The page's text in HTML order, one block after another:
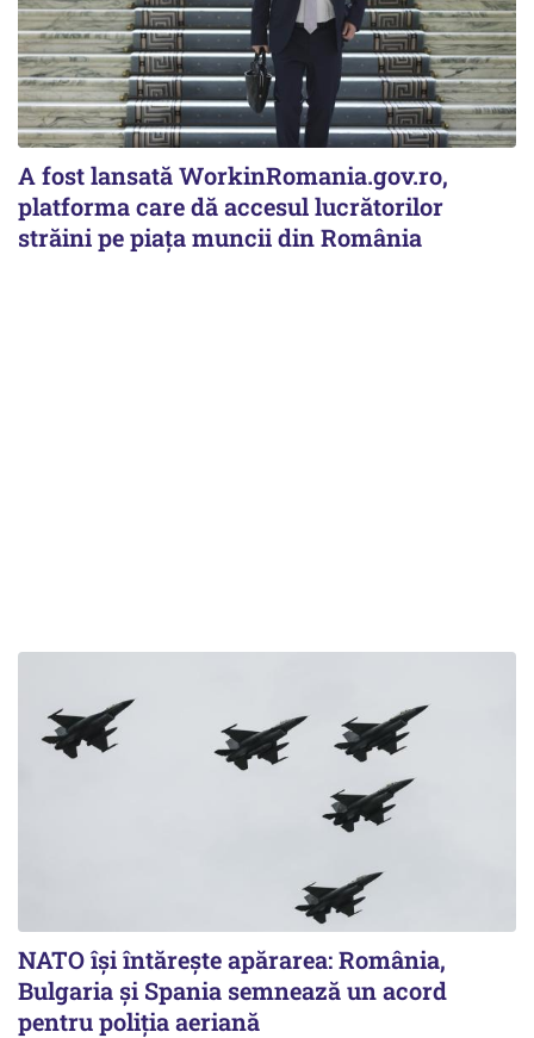
A fost lansată WorkinRomania.gov.ro,
platforma care dă accesul lucrătorilor
străini pe piața muncii din România
NATO își întărește apărarea: România,
Bulgaria și Spania semnează un acord
pentru poliția aeriană